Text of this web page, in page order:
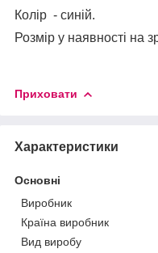
Колір - синій.
Розмір у наявності на
Приховати
Характеристики
Основні
Виробник
Країна виробник
Вид виробу